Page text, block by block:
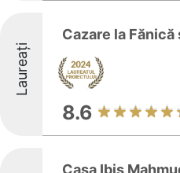
Laureați
Cazare la Fănică
8.6
Casa Ibis